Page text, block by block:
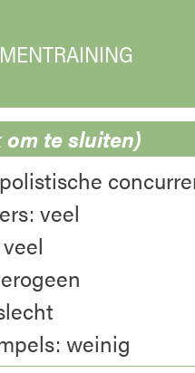
te sluiten)
veel
weinig